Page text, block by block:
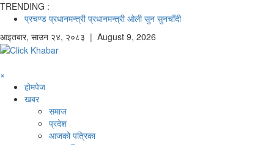
TRENDING :
प्रचण्ड प्रधानमन्त्री प्रधानमन्त्री ओली सुन सुनचाँदी
आइतबार, साउन २४, २०८३ | August 9, 2026
×
होमपेज
खबर
समाज
प्रदेश
आजको पत्रिका